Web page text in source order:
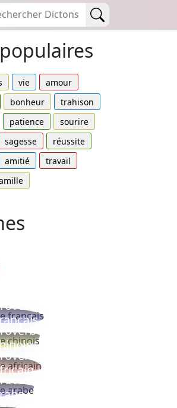
vie
amour
bonheur
trahison
patience
sourire
sagesse
réussite
amitié
travail